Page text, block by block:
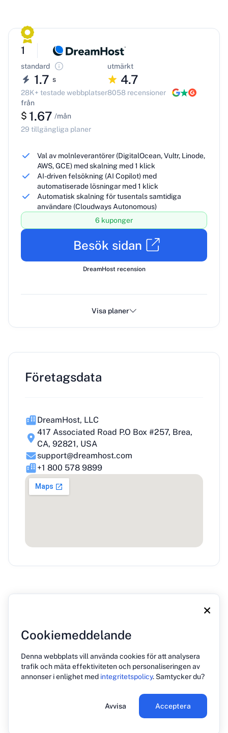
×
Cookiemeddelande
Denna webbplats vill använda cookies för att analysera
trafik och mäta effektiviteten och personaliseringen av
annonser i enlighet med integritetspolicy. Samtycker du?
Avvisa Acceptera
1
standard
1.7 s
28K+ testade webbplatser
utmärkt
4.7
8058 recensioner
från
$ 1.67 /mån
29 tillgängliga planer
Val av molnleverantörer (DigitalOcean, Vultr, Linode,
AWS, GCE) med skalning med 1 klick
AI-driven felsökning (AI Copilot) med
automatiserade lösningar med 1 klick
Automatisk skalning för tusentals samtidiga
användare (Cloudways Autonomous)
6 kuponger
Besök sidan
DreamHost recension
Visa planer
Företagsdata
DreamHost, LLC
417 Associated Road P.O Box #257, Brea,
CA, 92821, USA
support@dreamhost.com
+1 800 578 9899
© 2026 PREHOST. Alla rättigheter förbehållna